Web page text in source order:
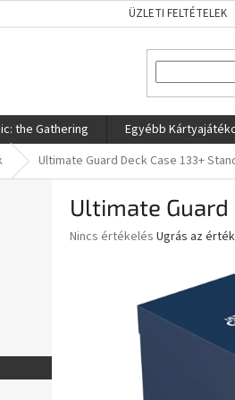
ÜZLETI FELTÉTELEK
the Gathering Egyébb
Ultimate Guard Deck Case 133+
Ultimate Guard
A
Nincs értékelés Ugrás az